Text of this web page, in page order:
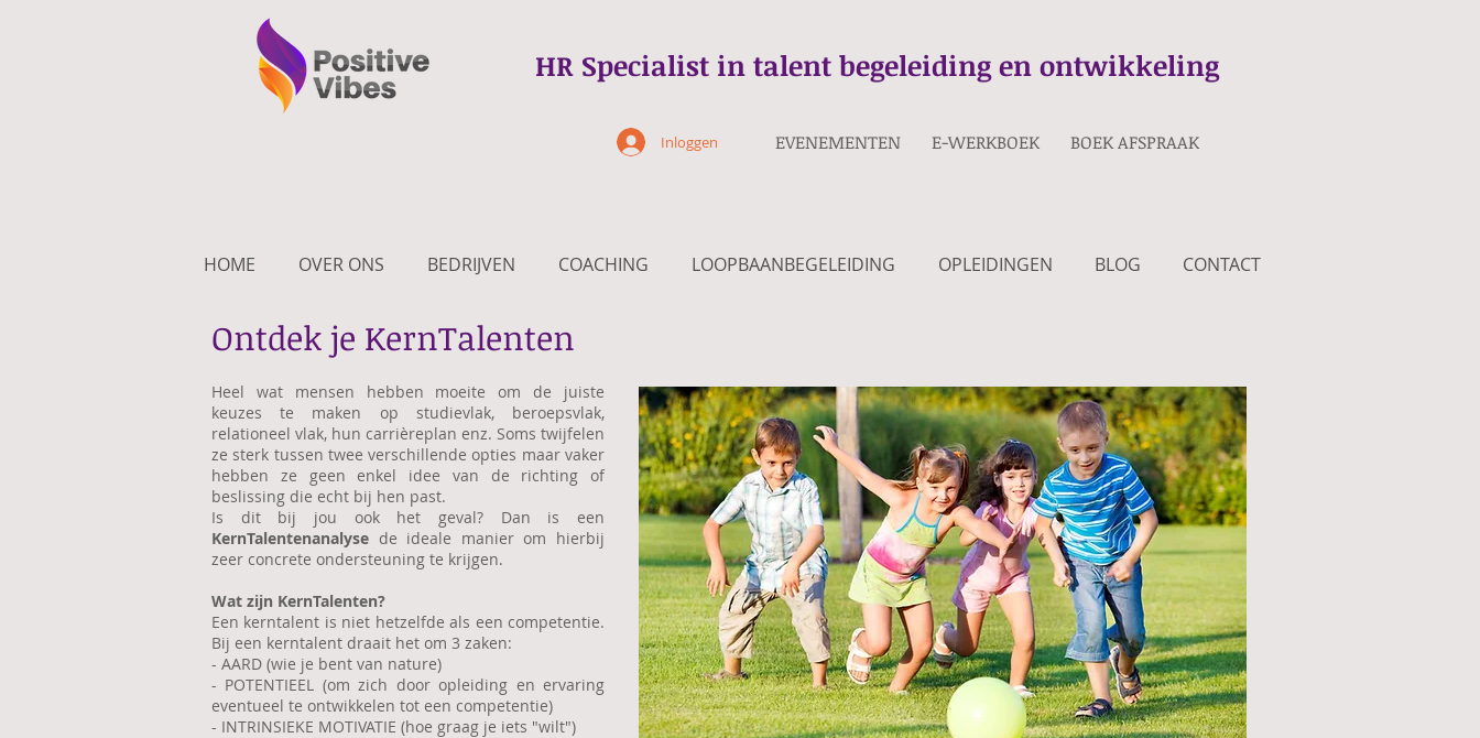
HR Specialist in talent begeleiding en ontwikkeling
Inloggen EVENEMENTEN E-WERKBOEK BOEK AFSPRAAK
HOME OVER ONS BEDRIJVEN COACHING LOOPBAANBEGELEIDING OPLEIDINGEN BLOG CONTACT
Ontdek je KernTalenten
Heel wat mensen hebben moeite om de juiste
keuzes te maken op studievlak, beroepsvlak,
relationeel vlak, hun carrièreplan enz. Soms twijfelen
ze sterk tussen twee verschillende opties maar vaker
hebben ze geen enkel idee van de richting of
beslissing die echt bij hen past.
Is dit bij jou ook het geval? Dan is een
KernTalentenanalyse de ideale manier om hierbij
zeer concrete ondersteuning te krijgen.
Wat zijn KernTalenten?
Een kerntalent is niet hetzelfde als een competentie.
Bij een kerntalent draait het om 3 zaken:
- AARD (wie je bent van nature)
- POTENTIEEL (om zich door opleiding en ervaring
eventueel te ontwikkelen tot een competentie)
- INTRINSIEKE MOTIVATIE (hoe graag je iets "wilt")